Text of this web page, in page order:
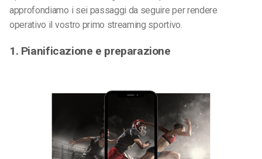
approfondiamo i sei passaggi da seguire per rendere
operativo il vostro primo streaming sportivo.
1. Pianificazione e preparazione